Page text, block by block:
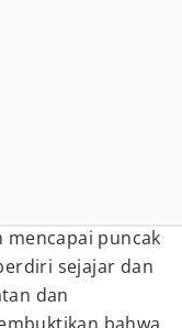
puncak
sejajar dan
dan